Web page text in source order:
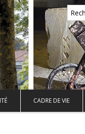
CADRE DE VIE